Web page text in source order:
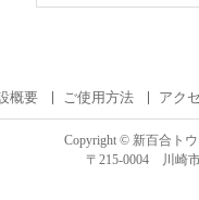
概要 ご使用方法 アク
Copyright © 新百合ト
〒215-0004 川崎